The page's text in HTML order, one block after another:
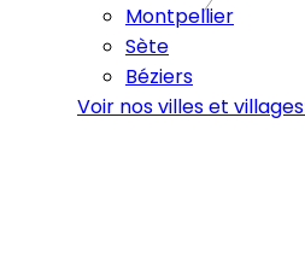
Montpellier
Sète
Béziers
Voir nos villes et villages